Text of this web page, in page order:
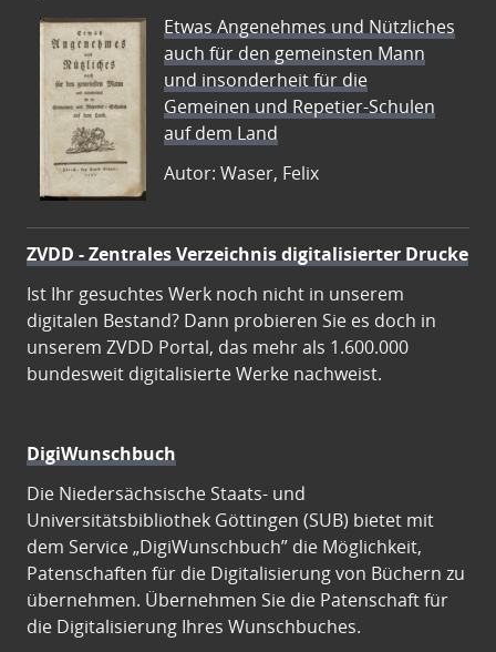
Etwas Angenehmes und Nützliches
auch für den gemeinsten Mann
und insonderheit für die
Gemeinen und Repetier-Schulen
auf dem Land
Autor: Waser, Felix
ZVDD - Zentrales Verzeichnis digitalisierter Drucke
Ist Ihr gesuchtes Werk noch nicht in unserem
digitalen Bestand? Dann probieren Sie es doch in
unserem ZVDD Portal, das mehr als 1.600.000
bundesweit digitalisierte Werke nachweist.
DigiWunschbuch
Die Niedersächsische Staats- und
Universitätsbibliothek Göttingen (SUB) bietet mit
dem Service „DigiWunschbuch” die Möglichkeit,
Patenschaften für die Digitalisierung von Büchern zu
übernehmen. Übernehmen Sie die Patenschaft für
die Digitalisierung Ihres Wunschbuches.